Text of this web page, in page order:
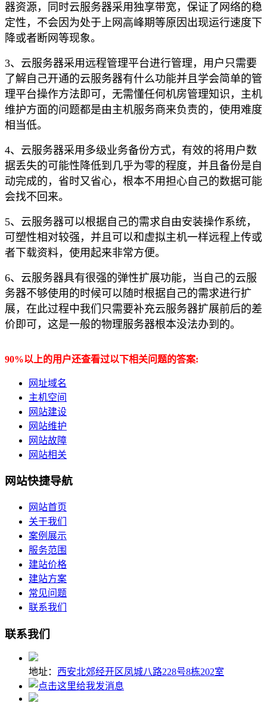
器资源，同时云服务器采用独享带宽，保证了网络的稳
定性，不会因为处于上网高峰期等原因出现运行速度下
降或者断网等现象。
3、云服务器采用远程管理平台进行管理，用户只需要
了解自己开通的云服务器有什么功能并且学会简单的管
理平台操作方法即可，无需懂任何机房管理知识，主机
维护方面的问题都是由主机服务商来负责的，使用难度
相当低。
4、云服务器采用多级业务备份方式，有效的将用户数
据丢失的可能性降低到几乎为零的程度，并且备份是自
动完成的，省时又省心，根本不用担心自己的数据可能
会找不回来。
5、云服务器可以根据自己的需求自由安装操作系统，
可塑性相对较强，并且可以和虚拟主机一样远程上传或
者下载资料，使用起来非常方便。
6、云服务器具有很强的弹性扩展功能，当自己的云服
务器不够使用的时候可以随时根据自己的需求进行扩
展，在此过程中我们只需要补充云服务器扩展前后的差
价即可，这是一般的物理服务器根本没法办到的。
90%以上的用户还查看过以下相关问题的答案:
网址域名
主机空间
网站建设
网站维护
网站故障
网站相关
网站快捷导航
网站首页
关于我们
案例展示
服务范围
建站价格
建站方案
常见问题
联系我们
联系我们
地址： 西安北郊经开区凤城八路228号8栋202室